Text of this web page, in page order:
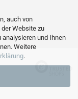
auch von
Website zu
und Ihnen
Weitere
.
Profis !
© 2020